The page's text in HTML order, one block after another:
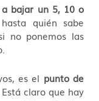
bajar un 5, 10 o
quién sabe
no ponemos las
es el punto de
claro que hay